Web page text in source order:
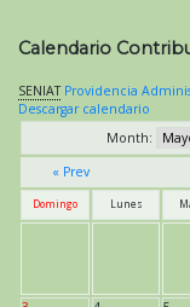
Calendario
SENIAT Providencia
Descargar calendario
Month:
« Prev
Domingo Lunes